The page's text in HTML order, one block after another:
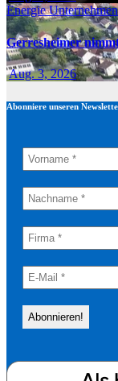
EnergieUnternehmen
Gerresheimer
Aug. 3, 2026
Abonniere unseren